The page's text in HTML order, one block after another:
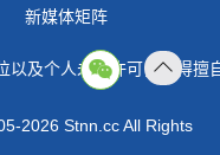
新媒体矩阵
以及个人未经许可，不得擅
2026 Stnn.cc All Rights
顶部